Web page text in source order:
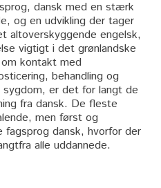
dansk med en stærk
og en udvikling der tager
altoverskyggende engelsk,
vigtigt i det grønlandske
kontakt med
behandling og
er det for langt de
fra dansk. De fleste
men først og
dansk, hvorfor der
alle uddannede.